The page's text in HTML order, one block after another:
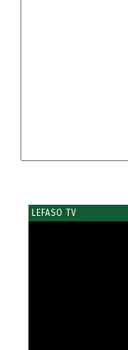
LEFASO TV